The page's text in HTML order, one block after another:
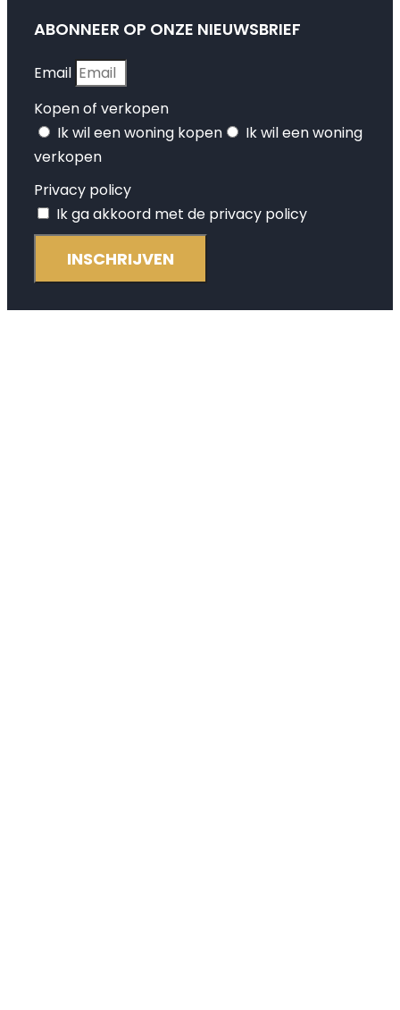
ABONNEER OP ONZE NIEUWSBRIEF
Email
Kopen of verkopen
Ik wil een woning kopen
Ik wil een woning
verkopen
Privacy policy
Ik ga akkoord met de privacy policy
INSCHRIJVEN